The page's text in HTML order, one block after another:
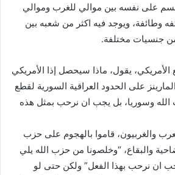
ر
و
ن
ا
على نفسه بين موالي للغرب وموالي
وطائفة، ويوجد فيه اكثر من شعبه بين
جنسيات مختلفة.
الأمريكي، يقول، ماذا سيحصل إذا الأمريكي
المارينز على الحدود العراقية السورية لقطع
الله وسوريا، بل يجب ان نرحب بمثل هذه
والغربيون، قاموا بالهجوم على حزب
والبقاع، “وخلصونا من حزب الله يلي
ان نرحب بهذا الفعل” ولكن حتى لو